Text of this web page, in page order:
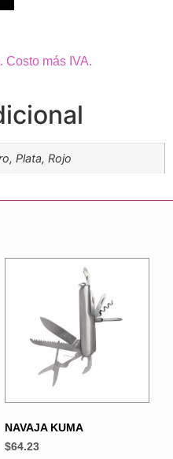
Costo más IVA.
Plata, Rojo
NAVAJA KUMA
$64.23